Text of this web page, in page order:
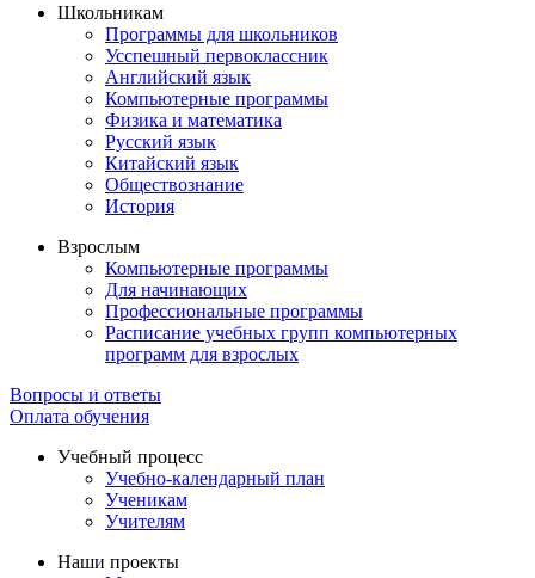
Школьникам
Программы для школьников
Усспешный первоклассник
Английский язык
Компьютерные программы
Физика и математика
Русский язык
Китайский язык
Обществознание
История
Взрослым
Компьютерные программы
Для начинающих
Профессиональные программы
Расписание учебных групп компьютерных
программ для взрослых
Вопросы и ответы
Оплата обучения
Учебный процесс
Учебно-календарный план
Ученикам
Учителям
Наши проекты